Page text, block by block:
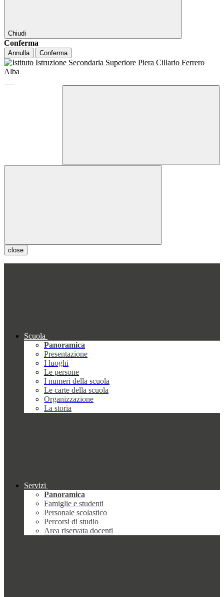
Chiudi
Conferma
Annulla Conferma
close
Scuola
Panoramica
Presentazione
I luoghi
Le persone
I numeri della scuola
Le carte della scuola
Organizzazione
La storia
Servizi
Panoramica
Famiglie e studenti
Personale scolastico
Percorsi di studio
Area riservata docenti